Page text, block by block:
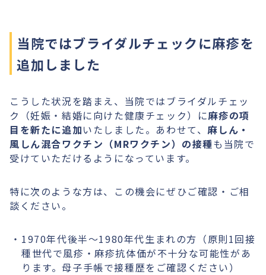
当院ではブライダルチェックに麻疹を
追加しました
こうした状況を踏まえ、当院ではブライダルチェッ
ク（妊娠・結婚に向けた健康チェック）に麻疹の項
目を新たに追加いたしました。あわせて、麻しん・
風しん混合ワクチン（MRワクチン）の接種も当院で
受けていただけるようになっています。
特に次のような方は、この機会にぜひご確認・ご相
談ください。
1970年代後半〜1980年代生まれの方（原則1回接
種世代で風疹・麻疹抗体価が不十分な可能性があ
ります。母子手帳で接種歴をご確認ください）